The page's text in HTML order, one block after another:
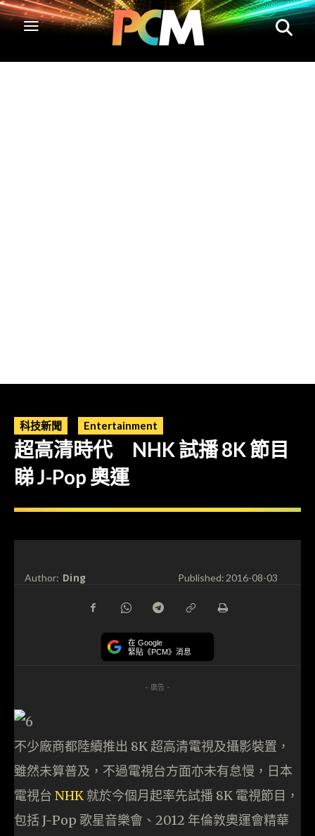
科技新聞 Entertainment
超高清時代 NHK 試播 8K 節目
睇 J-Pop 奧運
Author: Ding Published:2016-08-03
在 Google
緊貼《PCM》消息
- 廣告 -
不少廠商都陸續推出 8K 超高清電視及攝影裝置，
雖然未算普及，不過電視台方面亦未有怠慢，日本
電視台 NHK 就於今個月起率先試播 8K 電視節目，
包括 J-Pop 歌星音樂會、2012 年倫敦奧運會精華